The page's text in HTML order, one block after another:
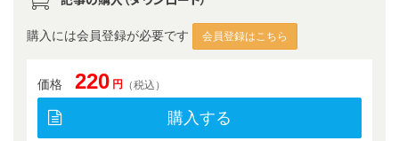
購入には会員登録が必要です 会員登録はこちら
価格 220 円 （税込）
購入する